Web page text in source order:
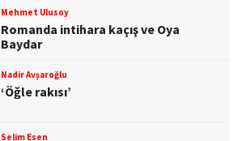
Mehmet Ulusoy
Romanda intihara kaçış ve Oya
Baydar
Nadir Avşaroğlu
‘Öğle rakısı’
Selim Esen